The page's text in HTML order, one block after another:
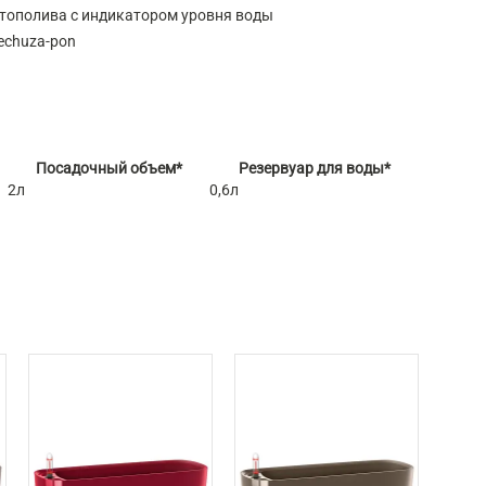
с индикатором уровня воды
pon
Посадочный объем*
Резервуар для воды*
2л 0,6л